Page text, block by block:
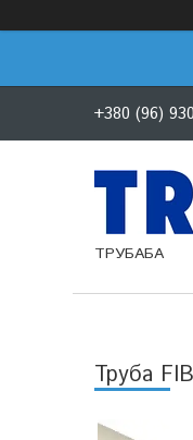
+380 (96)
ТРУБАБА
Труба